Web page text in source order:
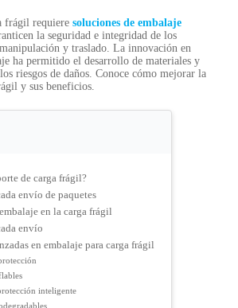
frágil requiere soluciones de embalaje
la seguridad e integridad de los
y traslado. La innovación en
ha permitido el desarrollo de materiales y
riesgos de daños. Conoce cómo mejorar la
y sus beneficios.
de carga frágil?
envío de paquetes
en la carga frágil
envío
en embalaje para carga frágil
inteligente